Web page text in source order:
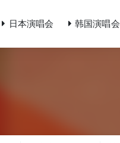
日本演唱会 韩国演唱会